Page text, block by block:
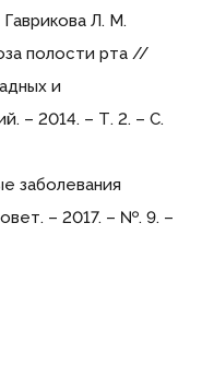
Л. М.
полости рта //
и
– 2014. – Т. 2. – С.
заболевания
– 2017. – №. 9. –